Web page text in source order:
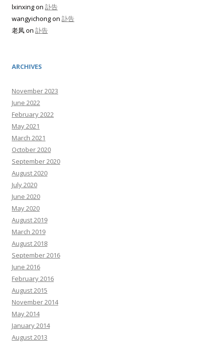
lxinxingon 訃告
wangyichongon 訃告
老凤on 訃告
ARCHIVES
November 2023
June 2022
February 2022
May 2021
March 2021
October 2020
September 2020
August 2020
July 2020
June 2020
May 2020
August 2019
March 2019
August 2018
September 2016
June 2016
February 2016
August 2015
November 2014
May 2014
January 2014
August 2013